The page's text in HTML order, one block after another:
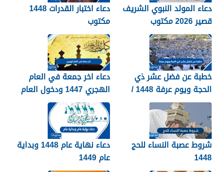
دعاء المولد النبوي الشريف
قصير 2026 مكتوب
دعاء اختبار القدرات 1448
مكتوب
خطبة عن فضل عشر ذي
الحجة ويوم عرفة 1448 /
2026
دعاء اخر جمعة في العام
الهجري 1447 ودخول العام
الجديد 1448
شروط عصبة النساء للحج
1448
دعاء نهاية عام 1448 وبداية
عام 1449